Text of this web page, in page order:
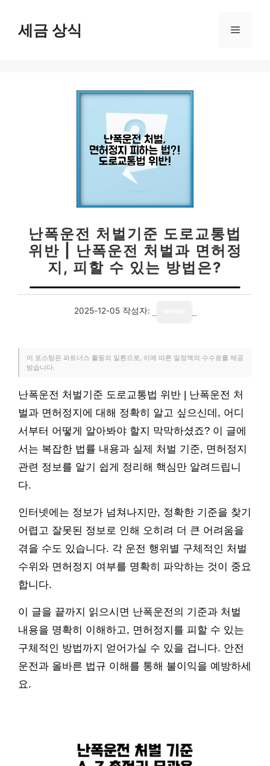
세금 상식 메
난폭운전 처벌기준 도로교통법
위반 | 난폭운전 처벌과 면허정
지, 피할 수 있는 방법은?
2025-12-05 작성자:
이 포스팅은 파트너스 활동의 일환으로, 이에 따른 일정액의 수수료를 제공
받습니다.
난폭운전 처벌기준 도로교통법 위반 | 난폭운전 처
벌과 면허정지에 대해 정확히 알고 싶으신데, 어디
서부터 어떻게 알아봐야 할지 막막하셨죠? 이 글에
서는 복잡한 법률 내용과 실제 처벌 기준, 면허정지
관련 정보를 알기 쉽게 정리해 핵심만 알려드립니
다.
인터넷에는 정보가 넘쳐나지만, 정확한 기준을 찾기
어렵고 잘못된 정보로 인해 오히려 더 큰 어려움을
겪을 수도 있습니다. 각 운전 행위별 구체적인 처벌
수위와 면허정지 여부를 명확히 파악하는 것이 중요
합니다.
이 글을 끝까지 읽으시면 난폭운전의 기준과 처벌
내용을 명확히 이해하고, 면허정지를 피할 수 있는
구체적인 방법까지 얻어가실 수 있을 겁니다. 안전
운전과 올바른 법규 이해를 통해 불이익을 예방하세
요.